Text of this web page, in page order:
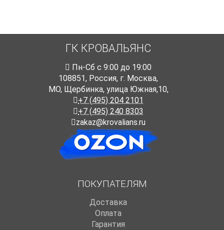
ГК КРОВАЛЬЯНС
Пн-Cб с 9:00 до 19:00
108851, Россия, г. Москва,
МО, Щербинка, улица Южная,10,
+7 (495) 204 2101
+7 (495) 240 8303
zakaz@krovalians.ru
ПОКУПАТЕЛЯМ
Доставка
Оплата
Гарантия